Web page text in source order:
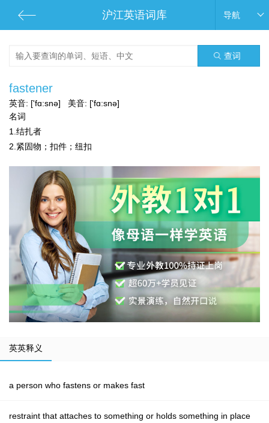
沪江英语词库 导航
查词
fastener
英音: ['fɑ:snə] 美音: ['fɑ:snə]
名词
1.结扎者
2.紧固物；扣件；纽扣
英英释义
a person who fastens or makes fast
restraint that attaches to something or holds something in place